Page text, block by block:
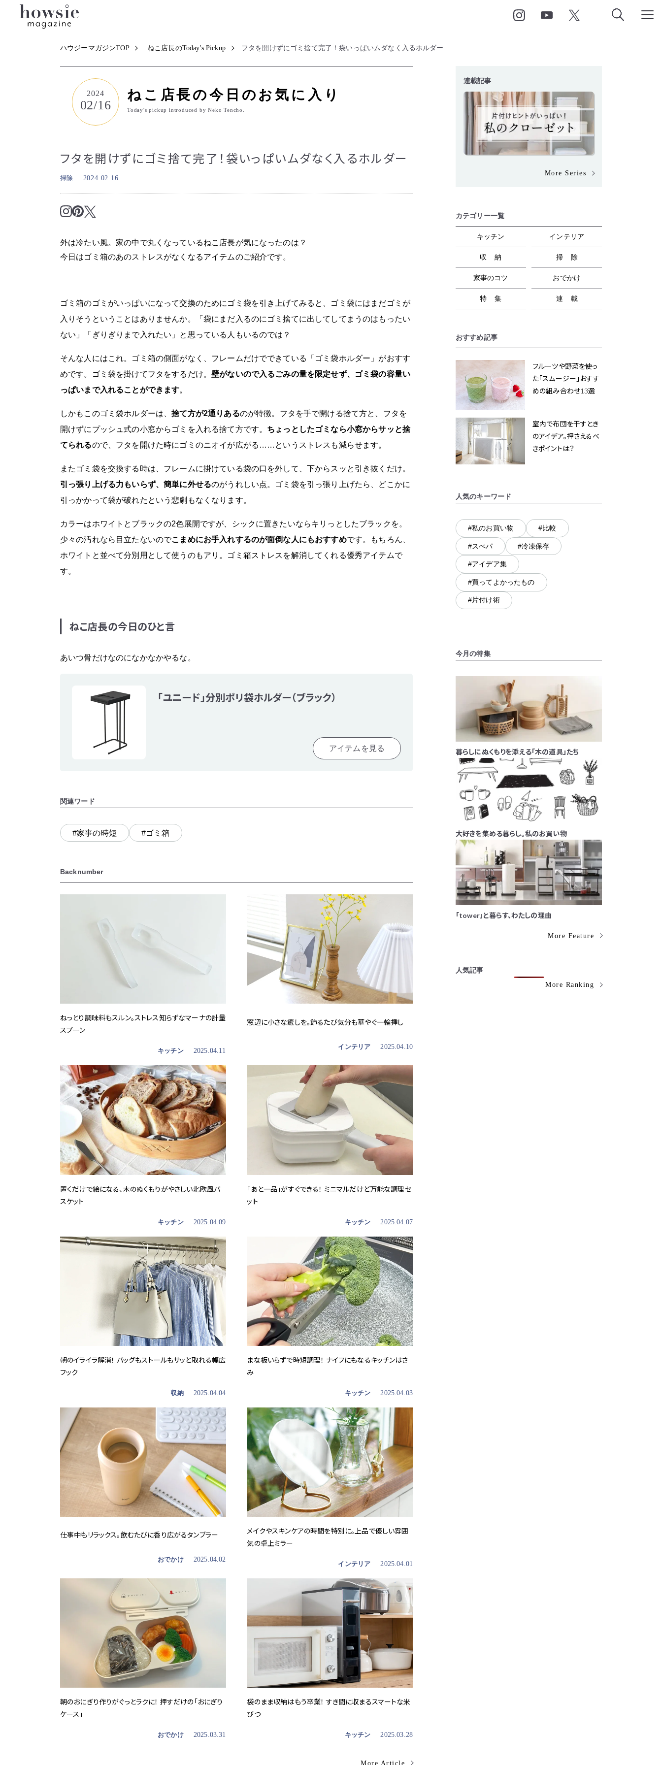
ハウジーマガジンTOP ねこ店長のToday's Pickup フタを開けずにゴミ捨て完了！袋いっぱいムダなく入るホルダー
2024
02/16
ねこ店長の今日のお気に入り
Today's pickup introduced by Neko Tencho.
フタを開けずにゴミ捨て完了！袋いっぱいムダなく入るホルダー
掃除 2024.02.16
外は冷たい風。家の中で丸くなっているねこ店長が気になったのは？
今日はゴミ箱のあのストレスがなくなるアイテムのご紹介です。
ゴミ箱のゴミがいっぱいになって交換のためにゴミ袋を引き上げてみると、ゴミ袋にはまだゴミが
入りそうということはありませんか。「袋にまだ入るのにゴミ捨てに出してしてまうのはもったい
ない」「ぎりぎりまで入れたい」と思っている人もいるのでは？
そんな人にはこれ。ゴミ箱の側面がなく、フレームだけでできている「ゴミ袋ホルダー」がおすす
めです。ゴミ袋を掛けてフタをするだけ。壁がないので入るごみの量を限定せず、ゴミ袋の容量い
っぱいまで入れることができます。
しかもこのゴミ袋ホルダーは、捨て方が2通りあるのが特徴。フタを手で開ける捨て方と、フタを
開けずにプッシュ式の小窓からゴミを入れる捨て方です。 ちょっとしたゴミなら小窓からサッと捨
てられるので、フタを開けた時にゴミのニオイが広がる……というストレスも減らせます。
またゴミ袋を交換する時は、フレームに掛けている袋の口を外して、下からスッと引き抜くだけ。
引っ張り上げる力もいらず、簡単に外せるのがうれしい点。ゴミ袋を引っ張り上げたら、どこかに
引っかかって袋が破れたという悲劇もなくなります。
カラーはホワイトとブラックの2色展開ですが、シックに置きたいならキリっとしたブラックを。
少々の汚れなら目立たないのでこまめにお手入れするのが面倒な人にもおすすめです。もちろん、
ホワイトと並べて分別用として使うのもアリ。ゴミ箱ストレスを解消してくれる優秀アイテムで
す。
ねこ店長の今日のひと言
あいつ骨だけなのになかなかやるな。
「ユニード」分別ポリ袋ホルダー（ブラック）
アイテムを見る
関連ワード
#家事の時短 #ゴミ箱
Backnumber
ねっとり調味料もスルン。ストレス知らずなマーナの計量
スプーン
キッチン 2025.04.11
窓辺に小さな癒しを。飾るたび気分も華やぐ一輪挿し
インテリア 2025.04.10
置くだけで絵になる、木のぬくもりがやさしい北欧風バ
スケット
キッチン 2025.04.09
「あと一品」がすぐできる！ ミニマルだけど万能な調理セ
ット
キッチン 2025.04.07
朝のイライラ解消！ バッグもストールもサッと取れる幅広
フック
収納 2025.04.04
まな板いらずで時短調理！ ナイフにもなるキッチンはさ
み
キッチン 2025.04.03
仕事中もリラックス。飲むたびに香り広がるタンブラー
おでかけ 2025.04.02
メイクやスキンケアの時間を特別に。上品で優しい雰囲
気の卓上ミラー
インテリア 2025.04.01
朝のおにぎり作りがぐっとラクに！ 押すだけの「おにぎり
ケース」
おでかけ 2025.03.31
袋のまま収納はもう卒業！ すき間に収まるスマートな米
びつ
キッチン 2025.03.28
More Article
連載記事
More Series
カテゴリー一覧
キッチン インテリア
収納 掃除
家事のコツ おでかけ
特集 連載
おすすめ記事
フルーツや野菜を使っ
た「スムージー」おすす
めの組み合わせ13選
室内で布団を干すとき
のアイデア。押さえるべ
きポイントは？
人気のキーワード
#私のお買い物 #比較
#スぺパ #冷凍保存
#アイデア集
#買ってよかったもの
#片付け術
今月の特集
暮らしにぬくもりを添える「木の道具」たち
大好きを集める暮らし。私のお買い物
「tower」と暮らす、わたしの理由
More Feature
人気記事
More Ranking